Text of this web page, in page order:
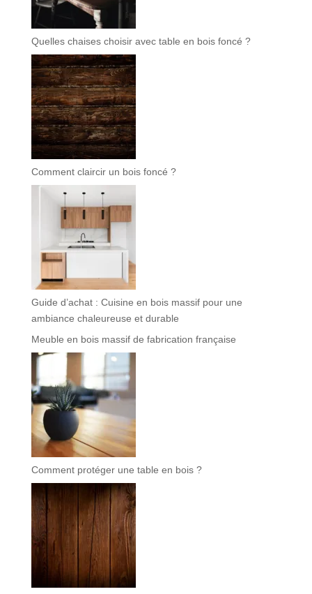
Quelles chaises choisir avec table en bois foncé ?
Comment claircir un bois foncé ?
Guide d’achat : Cuisine en bois massif pour une
ambiance chaleureuse et durable
Meuble en bois massif de fabrication française
Comment protéger une table en bois ?